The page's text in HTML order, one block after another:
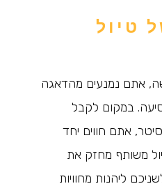
טיול
אתם נמנעים מהדאגה
במקום לקבל
אתם חווים יחד
משותף מחזק את
ליהנות מחוויות